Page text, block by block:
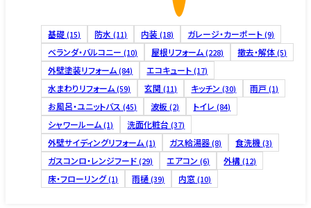
基礎(15) 防水(11) 内装(18) ガレージ・カーポート(9)
ベランダ・バルコニー(10) 屋根リフォーム(228) 撤去・解体(5)
外壁塗装リフォーム(84) エコキュート(17)
水まわりリフォーム(59) 玄関(11) キッチン(30) 雨戸(1)
お風呂・ユニットバス(45) 波板(2) トイレ(84)
シャワールーム(1) 洗面化粧台(37)
外壁サイディングリフォーム(1) ガス給湯器(8) 食洗機(3)
ガスコンロ・レンジフード(29) エアコン(6) 外構(12)
床・フローリング(1) 雨樋(39) 内窓(10)